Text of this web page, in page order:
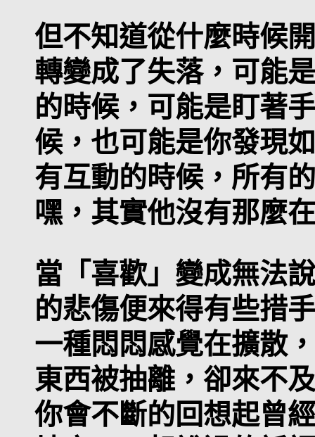
但不知道從什麼時候
轉變成了失落，可能
的時候，可能是盯著
候，也可能是你發現
有互動的時候，所有
嘿，其實他沒有那麼
當「喜歡」變成無法
的悲傷便來得有些措
一種悶悶感覺在擴散
東西被抽離，卻來不
你會不斷的回想起曾